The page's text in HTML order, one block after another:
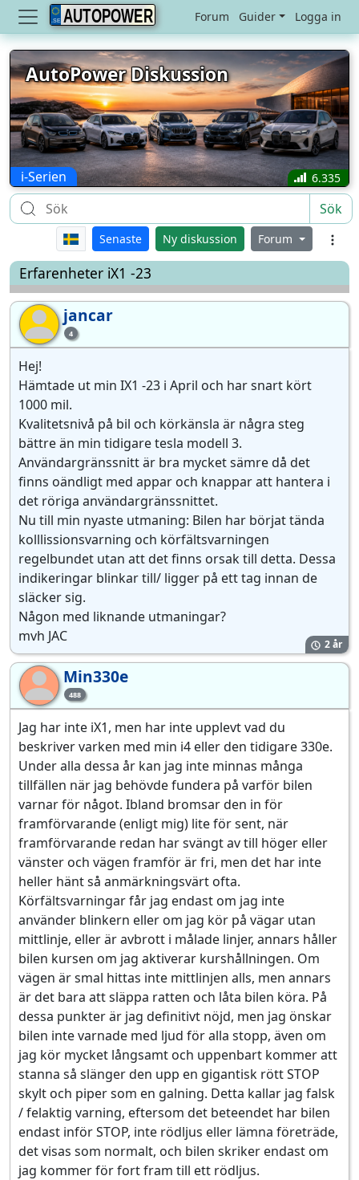
AUTOPOWER Forum Guider Logga in
AutoPower Diskussion
i-Serien 6.335
Sök
Senaste Ny diskussion Forum
Erfarenheter iX1 -23
ja 4
jancar
Hej!
Hämtade ut min IX1 -23 i April och har snart kört
1000 mil.
Kvalitetsnivå på bil och körkänsla är några steg
bättre än min tidigare tesla modell 3.
Användargränssnitt är bra mycket sämre då det
finns oändligt med appar och knappar att hantera i
det röriga användargränssnittet.
Nu till min nyaste utmaning: Bilen har börjat tända
kolllissionsvarning och körfältsvarningen
regelbundet utan att det finns orsak till detta. Dessa
indikeringar blinkar till/ ligger på ett tag innan de
släcker sig.
Någon med liknande utmaningar?
mvh JAC
2 år
Mi 488
Min330e
Jag har inte iX1, men har inte upplevt vad du
beskriver varken med min i4 eller den tidigare 330e.
Under alla dessa år kan jag inte minnas många
tillfällen när jag behövde fundera på varför bilen
varnar för något. Ibland bromsar den in för
framförvarande (enligt mig) lite för sent, när
framförvarande redan har svängt av till höger eller
vänster och vägen framför är fri, men det har inte
heller hänt så anmärkningsvärt ofta.
Körfältsvarningar får jag endast om jag inte
använder blinkern eller om jag kör på vägar utan
mittlinje, eller är avbrott i målade linjer, annars håller
bilen kursen om jag aktiverar kurshållningen. Om
vägen är smal hittas inte mittlinjen alls, men annars
är det bara att släppa ratten och låta bilen köra. På
dessa punkter är jag definitivt nöjd, men jag önskar
bilen inte varnade med ljud för alla stopp, även om
jag kör mycket långsamt och uppenbart kommer att
stanna så slänger den upp en gigantisk rött STOP
skylt och piper som en galning. Detta kallar jag falsk
/ felaktig varning, eftersom det beteendet har bilen
endast inför STOP, inte rödljus eller lämna företräde,
det visas som normalt, och bilen skriker endast om
jag kommer för fort fram till ett rödljus.